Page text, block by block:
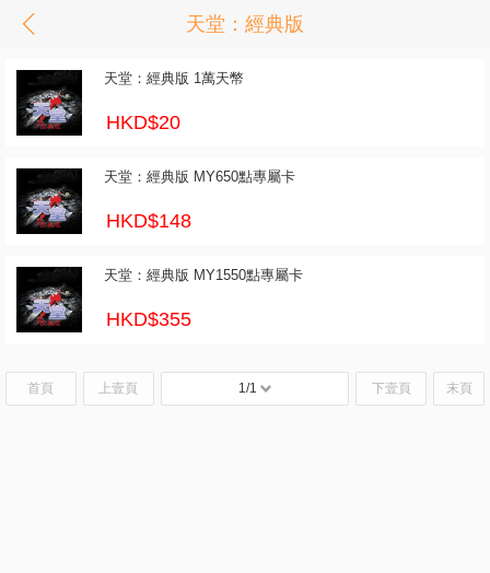
天堂：經典版
天堂：經典版 1萬天幣
HKD$20
天堂：經典版 MY650點專屬卡
HKD$148
天堂：經典版 MY1550點專屬卡
HKD$355
首頁 上壹頁 1/1 下壹頁 末頁